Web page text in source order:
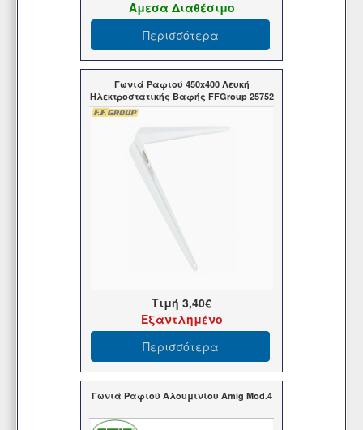
Άμεσα Διαθέσιμο
Περισσότερα
Γωνιά Ραφιού 450x400 Λευκή
Ηλεκτροστατικής Βαφής FFGroup 25752
Τιμή 3,40€
Εξαντλημένο
Περισσότερα
Γωνιά Ραφιού Αλουμινίου Amig Mod.4